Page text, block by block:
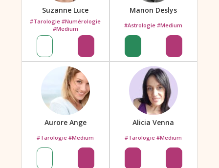
Suzanne Luce
#Tarologie #Numérologie
#Medium
Manon Deslys
#Astrologie #Medium
Aurore Ange
#Tarologie #Medium
Alicia Venna
#Tarologie #Medium